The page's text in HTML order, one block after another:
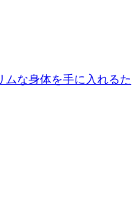
ムな身体を手に入れるた